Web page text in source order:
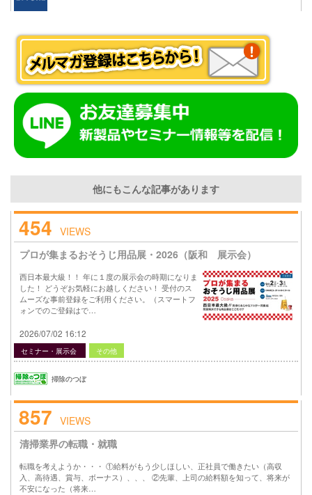
他にもこんな記事があります
454 VIEWS
プロが集まるおそうじ用品展・2026（阪和 展示会）
西日本最大級！！ 年に１度の展示会の時期になりま
した！ どうぞお気軽にお越しください！ 受付のス
ムーズな事前登録をご利用ください。（スマートフ
ォンでのご登録はで…
2026/07/02 16:12
セミナー・展示会 その他
掃除のつぼ
857 VIEWS
清掃業界の転職・就職
転職を考えようか・・・ ①給料がもう少しほしい、正社員で働きたい（高収
入、高待遇、賞与、ボーナス）、、、 ②先輩、上司の給料額を知って、将来が
不安になった（将来…